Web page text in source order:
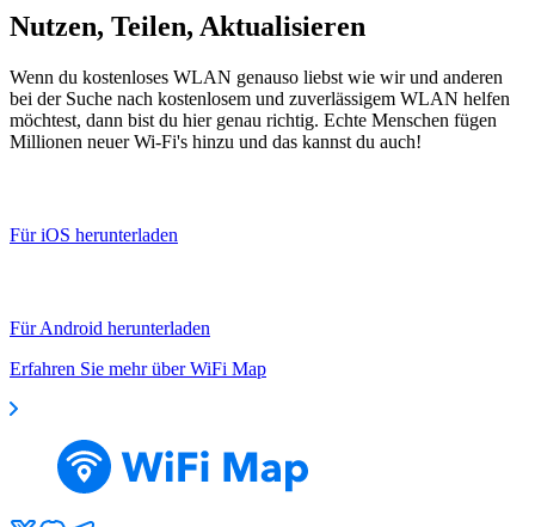
Nutzen, Teilen, Aktualisieren
Wenn du kostenloses WLAN genauso liebst wie wir und anderen
bei der Suche nach kostenlosem und zuverlässigem WLAN helfen
möchtest, dann bist du hier genau richtig. Echte Menschen fügen
Millionen neuer Wi-Fi's hinzu und das kannst du auch!
Für iOS herunterladen
Für Android herunterladen
Erfahren Sie mehr über WiFi Map